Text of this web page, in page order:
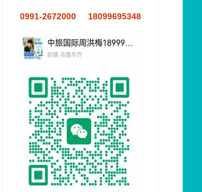
0991-2672000 18099695348